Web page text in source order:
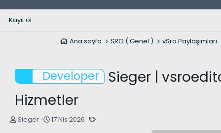
Kayıt ol
Ana sayfa SRO ( Genel ) vSro Paylaşımları
Developer
Sieger |
Hizmetler
K
Sieger
B
17 Nis 2026
E